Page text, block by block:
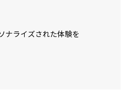
ナライズされた体験を